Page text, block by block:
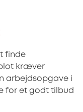
finde
kræver
arbejdsopgave i
for et godt tilbud